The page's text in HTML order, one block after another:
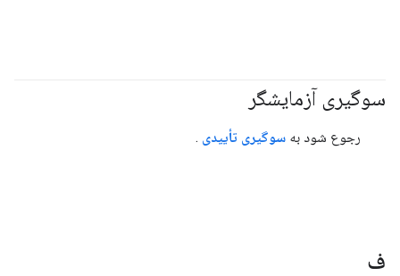
سوگیری آزمایشگر
رجوع شود به سوگیری تأییدی .
ف